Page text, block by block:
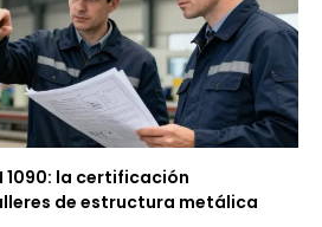
1090: la certificación
de estructura metálica